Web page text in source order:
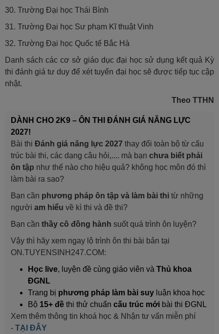
30. Trường Đại học Thái Bình
31. Trường Đại học Sư phạm Kĩ thuật Vinh
32. Trường Đại học Quốc tế Bắc Hà
Danh sách các cơ sở giáo dục đại học sử dụng kết quả Kỳ
thi đánh giá tư duy để xét tuyển đại học sẽ được tiếp tục cập
nhật.
Theo TTHN
DÀNH CHO 2K9 – ÔN THI ĐÁNH GIÁ NĂNG LỰC
2027!
Bài thi Đánh giá năng lực 2027 thay đổi toàn bộ từ cấu
trúc bài thi, các dạng câu hỏi,.... mà bạn chưa biết phải
ôn tập như thế nào cho hiệu quả? không học môn đó thì
làm bài ra sao?
Bạn cần phương pháp ôn tập và làm bài thi từ những
người am hiểu về kì thi và đề thi?
Bạn cần thầy cô đồng hành suốt quá trình ôn luyện?
Vậy thì hãy xem ngay lộ trình ôn thi bài bản tại
ON.TUYENSINH247.COM:
Học live, luyện đề cùng giáo viên và Thủ khoa
ĐGNL
Trang bị phương pháp làm bài suy luận khoa học
Bộ 15+ đề thi thử chuẩn cấu trúc mới bài thi ĐGNL
Xem thêm thông tin khoá học & Nhận tư vấn miễn phí
- TẠI ĐÂY